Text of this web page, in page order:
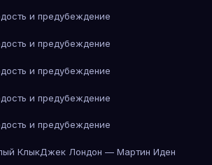
и предубеждение
и предубеждение
и предубеждение
и предубеждение
и предубеждение
КлыкДжек Лондон — Мартин Иден